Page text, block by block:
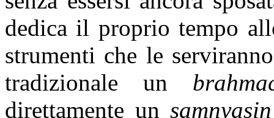
dedica il proprio tempo
strumenti che le
tradizionale un
direttamente unsamnyasin